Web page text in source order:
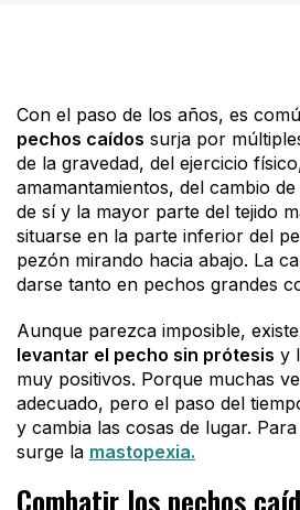
Con el paso de los años, es
pechos caídos surja por
de la gravedad, del ejercicio
amamantamientos, del cambio
de sí y la mayor parte del tejido
situarse en la parte inferior del
pezón mirando hacia abajo. La
darse tanto en pechos grandes
Aunque parezca imposible,
levantar el pecho sin prótesis y
muy positivos. Porque muchas
adecuado, pero el paso del
y cambia las cosas de lugar.
surge la mastopexia.
Combatir los pechos